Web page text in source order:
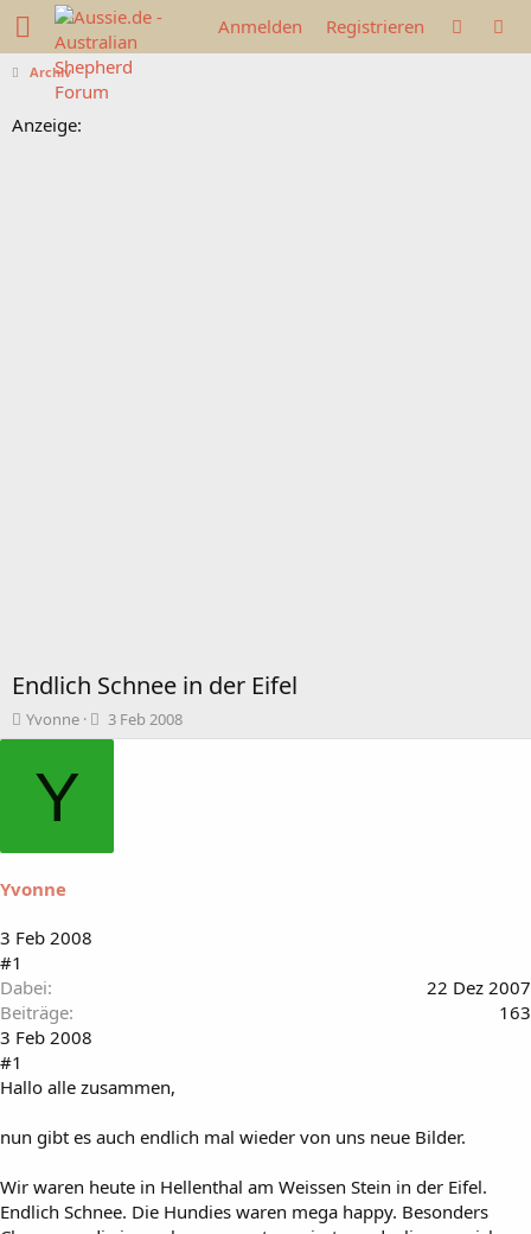
Anmelden Registrieren
Archiv
Anzeige:
Endlich Schnee in der Eifel
T
h
m
a
t
Yvonne
B
e
3 Feb 2008
Y
Yvonne
3 Feb 2008
#1
Dabei
22 Dez 2007
Beiträge
163
3 Feb 2008
#1
Hallo alle zusammen,
nun gibt es auch endlich mal wieder von uns neue Bilder.
Wir waren heute in Hellenthal am Weissen Stein in der Eifel.
Endlich Schnee. Die Hundies waren mega happy. Besonders